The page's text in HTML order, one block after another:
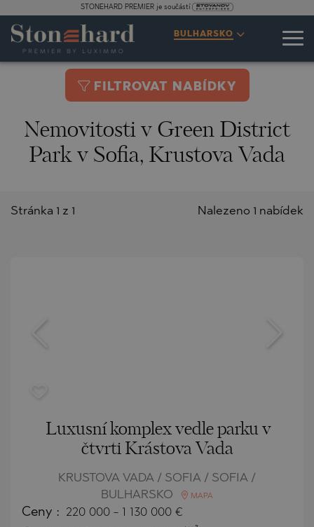
STONEHARD PREMIER je součástí
BULHARSKO
FILTROVAT NABÍDKY
Nemovitosti v Green District
Park v Sofia, Krustova Vada
Nalezeno 1 nabídek
Stránka 1 z 1
Luxusní komplex vedle parku v
čtvrti Krástova Vada
KRUSTOVA VADA / SOFIA / SOFIA /
BULHARSKO
MAPA
Ceny : 220 000 - 1 130 000 €